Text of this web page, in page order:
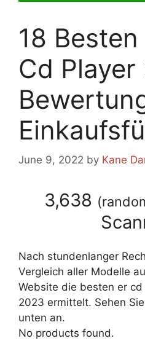
18
Cd Player
June 9, 2022 by Kane
3,638 (
Nach stundenlanger
Vergleich aller Modelle
Website die besten er
2023 ermittelt. Sehen
unten an.
No products found.